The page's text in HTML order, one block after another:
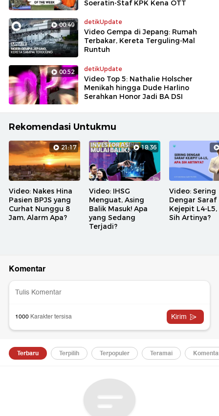
Soeratin-Staf KPK Kena OTT
00:49 detikUpdate
Video Gempa di Jepang: Rumah
Terbakar, Kereta Terguling-Mal
Runtuh
00:52 detikUpdate
Video Top 5: Nathalie Holscher
Menikah hingga Dude Harlino
Serahkan Honor Jadi BA DSI
Rekomendasi Untukmu
21:17
Video: Nakes Hina
Pasien BPJS yang
Curhat Nunggu 8
Jam, Alarm Apa?
18:36
Video: IHSG
Menguat, Asing
Balik Masuk! Apa
yang Sedang
Terjadi?
Video: Sering
Dengar Saraf
Kejepit L4-L5,
Sih Artinya?